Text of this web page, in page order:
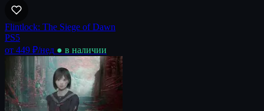
Flintlock: The Siege of Dawn
PS5
от 449 ₽/нед ● в наличии